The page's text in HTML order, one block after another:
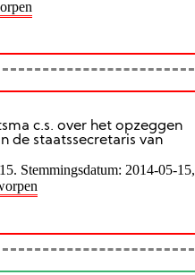
c.s. over het opzeggen
de staatssecretaris van
Stemmingsdatum: 2014-05-15,